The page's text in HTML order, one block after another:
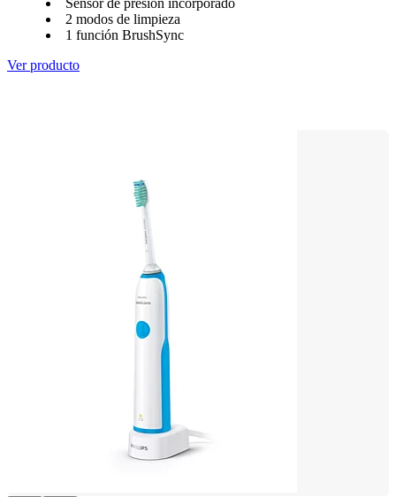
Sensor de presión incorporado
2 modos de limpieza
1 función BrushSync
Ver producto